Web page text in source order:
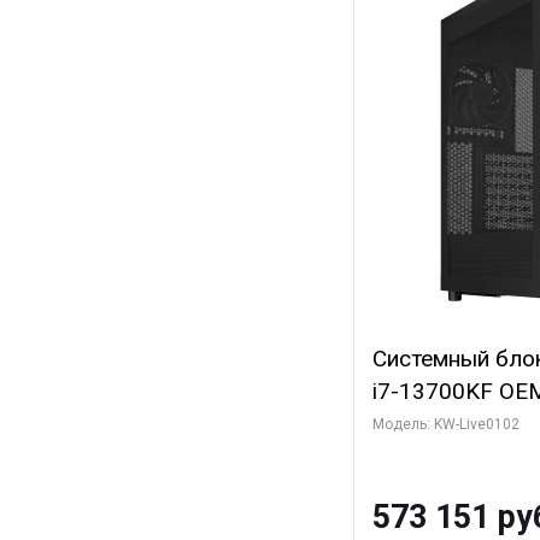
Системный
i7-13700KF
7, C16 8EC/
Turbo/ 960 ГБ
Модель: KW-Live0102
573 151